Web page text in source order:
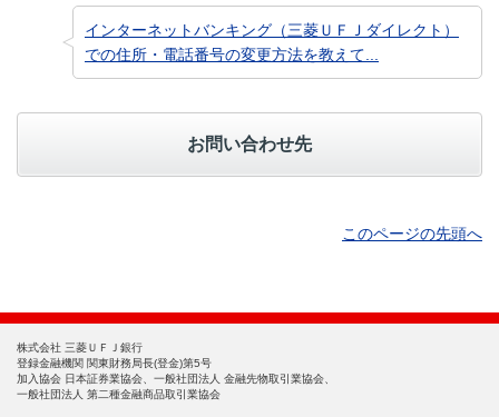
インターネットバンキング（三菱ＵＦＪダイレクト）
での住所・電話番号の変更方法を教えて...
お問い合わせ先
このページの先頭へ
株式会社 三菱ＵＦＪ銀行
登録金融機関 関東財務局長(登金)第5号
加入協会 日本証券業協会、一般社団法人 金融先物取引業協会、
一般社団法人 第二種金融商品取引業協会